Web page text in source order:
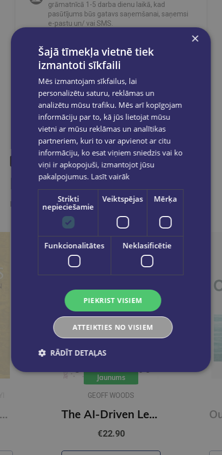
grāmatnīcā 1-5 darba dienu laikā, kad
pasūtījums būs gatavs saņemšanai, saņemsi
e-pastu un/ vai SMS.
Līdzīgas preces
Ieskaties, varbūt noder
Confucius : A New Tradition
Jaunums
GEOFF WOODS
The AI-Driven Leader : Harnessing AI to Make Faster, Smarter Decisions
€22.90
×
Šajā tīmekļa vietnē tiek
izmantoti sīkfaili
Mēs izmantojam sīkfailus, lai
personalizētu saturu, reklāmas un
analizētu mūsu trafiku. Mēs arī kopīgojam
informāciju par to, kā jūs lietojat mūsu
vietni ar mūsu reklāmas un analītikas
partneriem, kuri to var apvienot ar citu
informāciju, ko esat viņiem sniedzis vai ko
viņi ir apkopojuši, izmantojot jūsu
pakalpojumus. Lasīt vairāk
Strikti
nepieciešamie
Veiktspējas Mērķa
Funkcionalitātes Neklasificētie
PIEKRIST VISIEM
ATTEIKTIES NO VISIEM
RĀDĪT DETAĻAS